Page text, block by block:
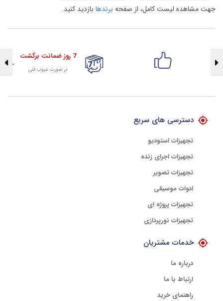
جهت مشاهده لیست کامل، از صفحه برندها بازدید کنید.
7 روز ضمانت برگشت
در صورت عیوب فنی
دسترسی های سریع
تجهیزات استودیو
تجهیزات اجرای زنده
تجهیزات تصویر
ادوات موسیقی
تجهیزات پروژه ای
تجهیزات نورپردازی
خدمات مشتریان
درباره ما
ارتباط با ما
راهنمای خرید